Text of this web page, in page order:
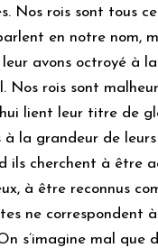
Nos rois sont tous
en notre nom,
avons octroyé à la
Nos rois sont
lient leur titre de
à la grandeur de
ils cherchent à être
à être reconnus
ne correspondent à
s’imagine mal que